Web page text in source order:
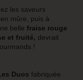
les saveurs
mûre, puis à
belle fraise rouge
et fruité, devrait
!
Duos fabriquée